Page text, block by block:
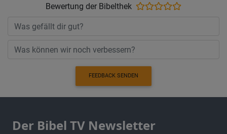
Bewertung der Bibelthek
FEEDBACK SENDEN
Der Bibel TV Newsletter